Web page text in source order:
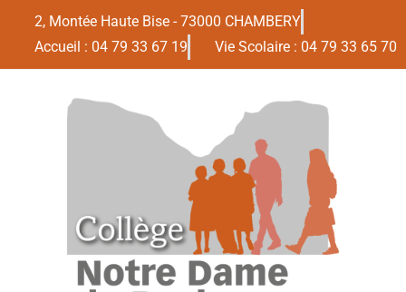
2, Montée Haute Bise - 73000 CHAMBERY
Accueil : 04 79 33 67 19
Vie Scolaire : 04 79 33 65 70